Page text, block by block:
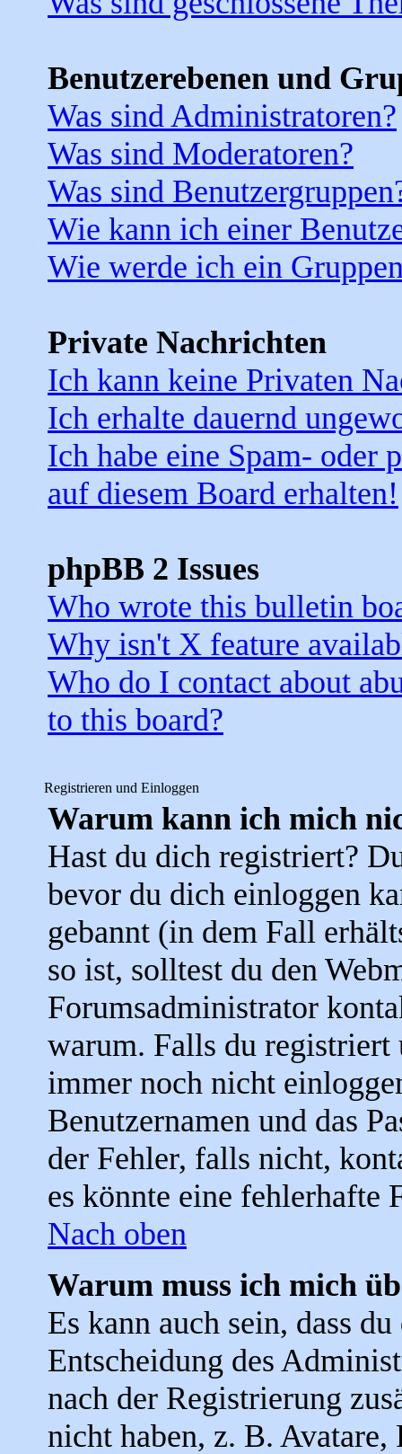
Benutzerebenen und
Was sind Administratoren?
Was sind Moderatoren?
Was sind
Wie kann ich einer
Wie werde ich ein
Private Nachrichten
Ich kann keine Privaten
Ich erhalte dauernd
Ich habe eine Spam- oder
auf diesem Board erhalten!
phpBB 2 Issues
Who wrote this bulletin
Why isn't X feature
Who do I contact about
to this board?
Registrieren und Einloggen
Warum kann ich mich
Hast du dich registriert?
bevor du dich einloggen
gebannt (in dem Fall
so ist, solltest du den
Forumsadministrator
warum. Falls du
immer noch nicht
Benutzernamen und das
der Fehler, falls nicht,
es könnte eine
Nach oben
Warum muss ich mich
Es kann auch sein, dass
Entscheidung des
nach der Registrierung
nicht haben, z. B.